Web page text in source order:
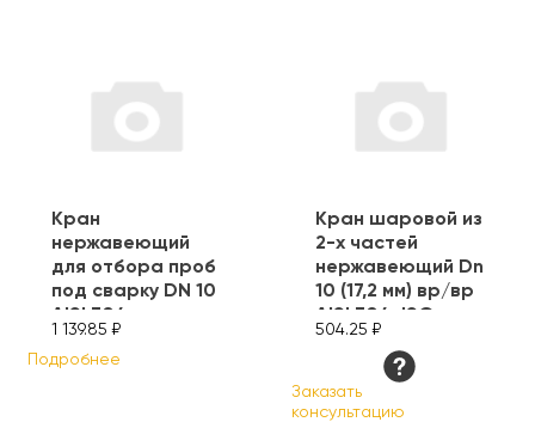
Кран
нержавеющий
для отбора проб
под сварку DN 10
AISI 304
1 139.85 ₽
Подробнее
Кран шаровой из
2-х частей
нержавеющий Dn
10 (17,2 мм) вр/вр
AISI 304, ISO
504.25 ₽
Заказать
консультацию